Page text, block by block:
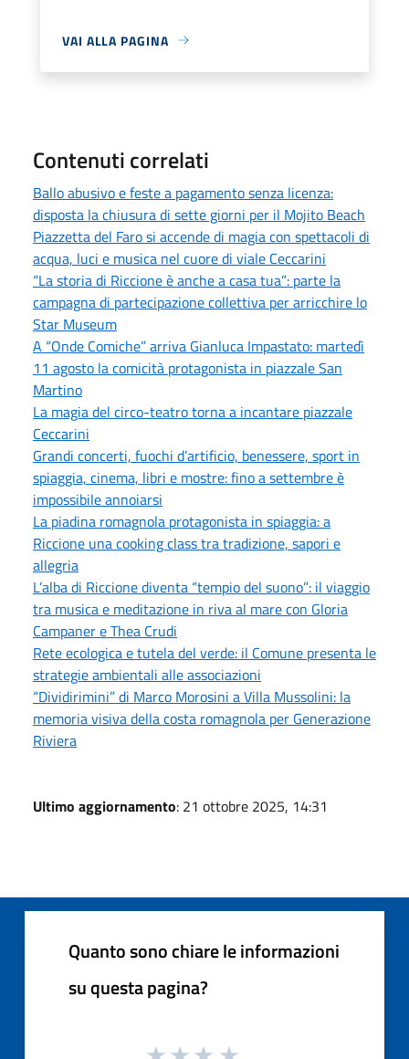
VAI ALLA PAGINA
Contenuti correlati
Ballo abusivo e feste a pagamento senza licenza:
disposta la chiusura di sette giorni per il Mojito Beach
Piazzetta del Faro si accende di magia con spettacoli di
acqua, luci e musica nel cuore di viale Ceccarini
“La storia di Riccione è anche a casa tua”: parte la
campagna di partecipazione collettiva per arricchire lo
Star Museum
A “Onde Comiche” arriva Gianluca Impastato: martedì
11 agosto la comicità protagonista in piazzale San
Martino
La magia del circo-teatro torna a incantare piazzale
Ceccarini
Grandi concerti, fuochi d’artificio, benessere, sport in
spiaggia, cinema, libri e mostre: fino a settembre è
impossibile annoiarsi
La piadina romagnola protagonista in spiaggia: a
Riccione una cooking class tra tradizione, sapori e
allegria
L’alba di Riccione diventa “tempio del suono”: il viaggio
tra musica e meditazione in riva al mare con Gloria
Campaner e Thea Crudi
Rete ecologica e tutela del verde: il Comune presenta le
strategie ambientali alle associazioni
“Dividirimini” di Marco Morosini a Villa Mussolini: la
memoria visiva della costa romagnola per Generazione
Riviera
Ultimo aggiornamento: 21 ottobre 2025, 14:31
Quanto sono chiare le informazioni
su questa pagina?